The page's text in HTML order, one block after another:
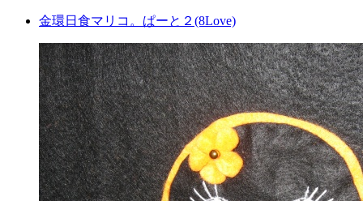
金環日食マリコ。ぱーと２(8Love)